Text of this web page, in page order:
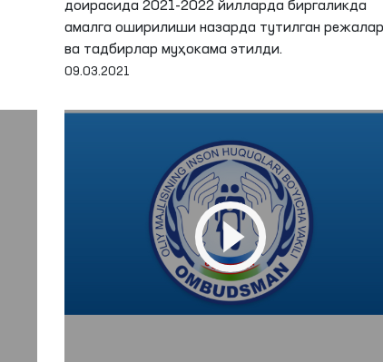
доирасида 2021-2022 йилларда биргаликда
амалга оширилиши назарда тутилган режалар
ва тадбирлар муҳокама этилди.
09.03.2021